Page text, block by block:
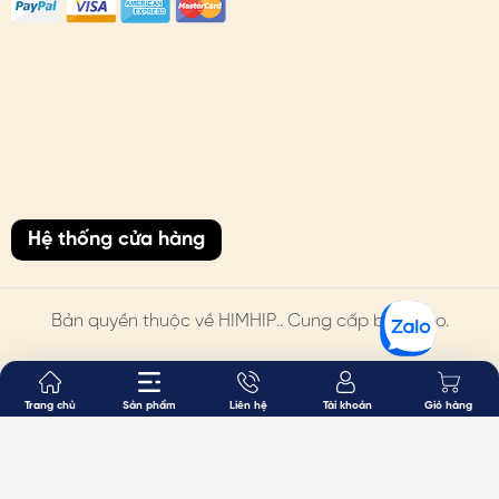
Hệ thống cửa hàng
Bản quyền thuộc về HIMHIP.. Cung cấp bởi Sapo.
Trang chủ Sản phẩm Liên hệ Tài khoản Giỏ hàng